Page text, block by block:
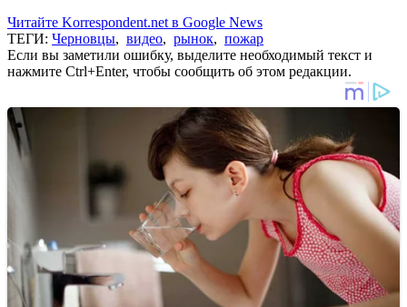
Читайте Korrespondent.net в Google News
ТЕГИ: Черновцы, видео, рынок, пожар
Если вы заметили ошибку, выделите необходимый текст и
нажмите Ctrl+Enter, чтобы сообщить об этом редакции.